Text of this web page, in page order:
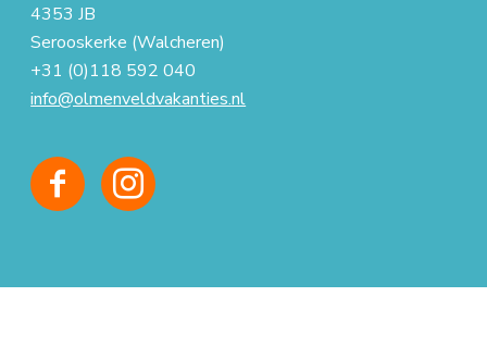
4353 JB
Serooskerke (Walcheren)
+31 (0)118 592 040
info@olmenveldvakanties.nl